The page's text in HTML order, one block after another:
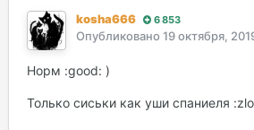
kosha666 6 853
Опубликовано 19 октября,
Норм :good: )
Только сиськи как уши спаниеля